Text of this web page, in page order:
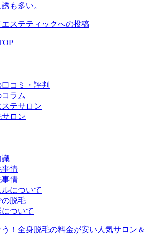
も多い。
ステティックへの投稿
コミ・評判
ラム
テサロン
サロン
識
事情
事情
について
の脱毛
ついて